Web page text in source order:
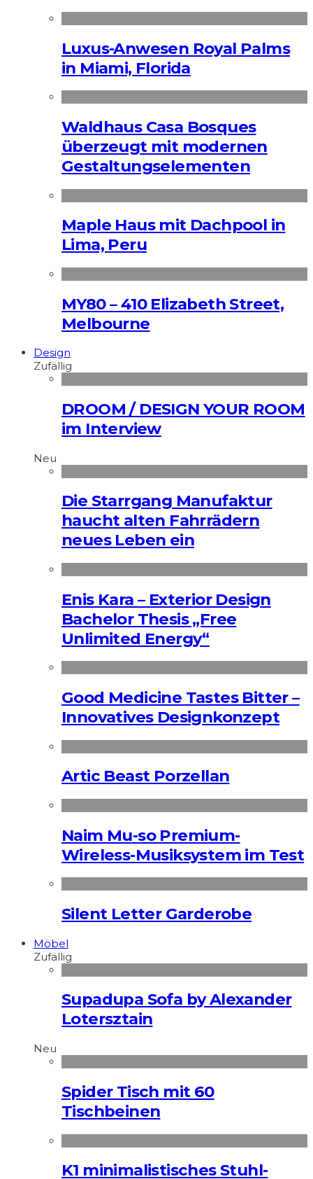
Luxus-Anwesen Royal Palms
in Miami, Florida
Waldhaus Casa Bosques
überzeugt mit modernen
Gestaltungselementen
Maple Haus mit Dachpool in
Lima, Peru
MY80 – 410 Elizabeth Street,
Melbourne
Design
Zufällig
DROOM / DESIGN YOUR ROOM
im Interview
Neu
Die Starrgang Manufaktur
haucht alten Fahrrädern
neues Leben ein
Enis Kara – Exterior Design
Bachelor Thesis „Free
Unlimited Energy“
Good Medicine Tastes Bitter –
Innovatives Designkonzept
Artic Beast Porzellan
Naim Mu-so Premium-
Wireless-Musiksystem im Test
Silent Letter Garderobe
Möbel
Zufällig
Supadupa Sofa by Alexander
Lotersztain
Neu
Spider Tisch mit 60
Tischbeinen
K1 minimalistisches Stuhl-